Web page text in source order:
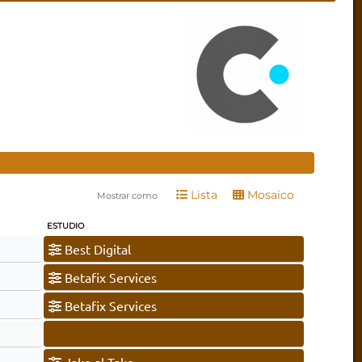
Mostrar como Lista Mosaico
ESTUDIO
Best Digital
Betafix Services
Betafix Services